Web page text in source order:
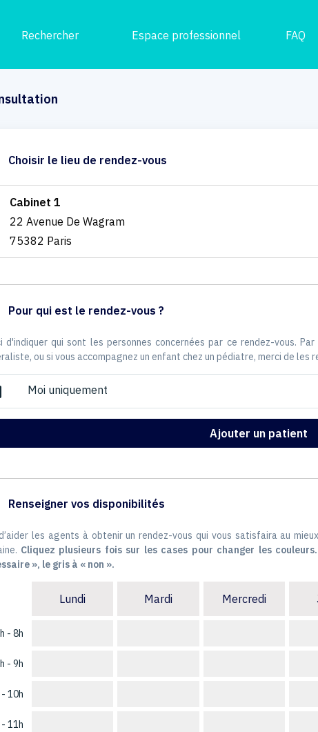
Rechercher Espace professionnel FAQ
Choisir le lieu de rendez-vous
Cabinet 1
22 Avenue De Wagram
75382 Paris
Pour qui est le rendez-vous ?
d'indiquer qui sont les personnes concernées par ce rendez-vous.
ou si vous accompagnez un enfant chez un pédiatre, merci de les
Moi uniquement
Ajouter un patient
Renseigner vos disponibilités
les agents à obtenir un rendez-vous qui vous satisfaira au
Cliquez plusieurs fois sur les cases pour changer les
», le gris à « non ».
- 8h
- 9h
10h
11h
Lundi Mardi Mercredi